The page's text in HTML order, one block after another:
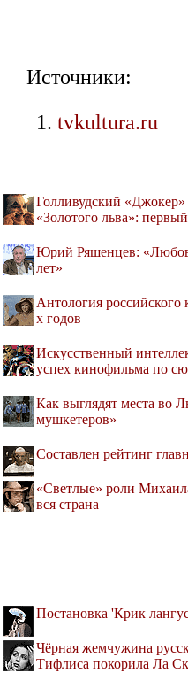
Источники:
tvkultura.ru
Голливудский «Джокер»
«Золотого льва»:
Юрий Ряшенцев:
лет»
Антология
х годов
Искусственный
успех кинофильма по
Как выглядят места во
мушкетеров»
Составлен рейтинг
«Светлые» роли
вся страна
Постановка 'Крик
Чёрная жемчужина
Тифлиса покорила Ла